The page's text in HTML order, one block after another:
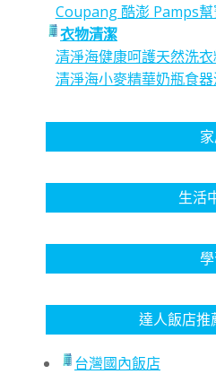
Coupang 酷澎 Pamps
衣物清潔
清淨海健康呵護天然洗
清淨海小麥精華奶瓶食
生活
達人飯店
台灣國內飯店